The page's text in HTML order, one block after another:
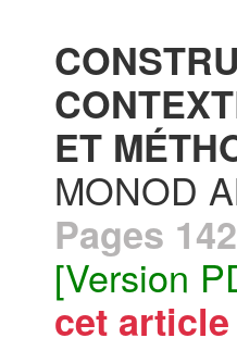
ET
MONOD
Pages
[Version
cet article